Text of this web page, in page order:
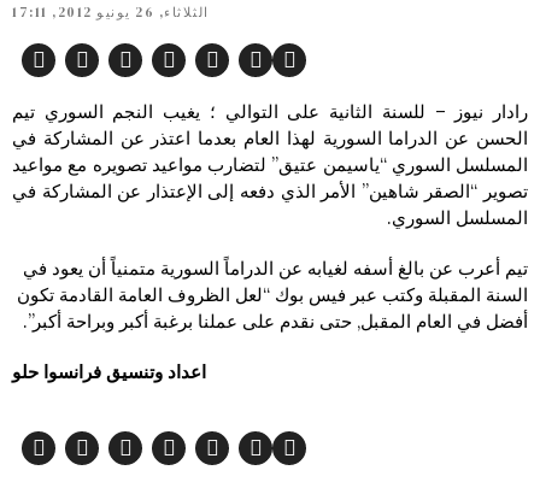
الثلاثاء, 26 يونيو 2012, 17:11
رادار نيوز – للسنة الثانية على التوالي ؛ يغيب النجم السوري تيم
الحسن عن الدراما السورية لهذا العام بعدما اعتذر عن المشاركة في
المسلسل السوري “ياسيمن عتيق” لتضارب مواعيد تصويره مع مواعيد
تصوير “الصقر شاهين” الأمر الذي دفعه إلى الإعتذار عن المشاركة في
المسلسل السوري.
تيم أعرب عن بالغ أسفه لغيابه عن الدراماً السورية متمنياً أن يعود في
السنة المقبلة وكتب عبر فيس بوك “لعل الظروف العامة القادمة تكون
أفضل في العام المقبل, حتى نقدم على عملنا برغبة أكبر وبراحة أكبر”.
اعداد وتنسيق فرانسوا حلو